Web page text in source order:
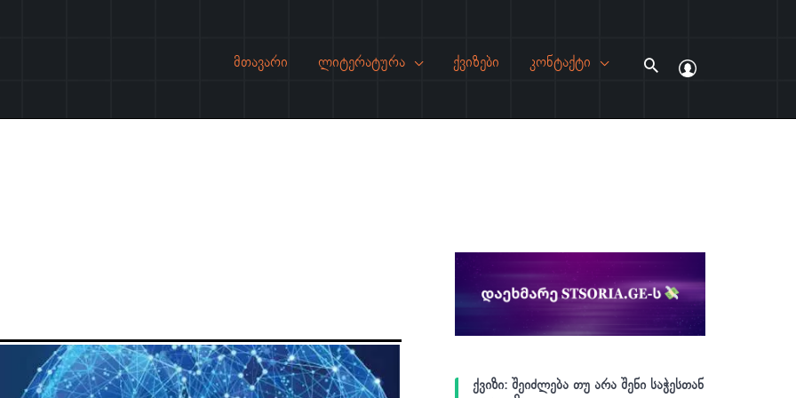
მთავარი ლიტერატურა ქვიზები კონტაქტი Search
ქვიზი: შეიძლება თუ არა შენი საჭესთან